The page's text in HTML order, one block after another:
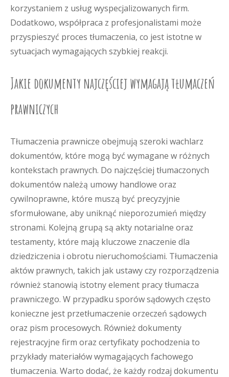
korzystaniem z usług wyspecjalizowanych firm.
Dodatkowo, współpraca z profesjonalistami może
przyspieszyć proces tłumaczenia, co jest istotne w
sytuacjach wymagających szybkiej reakcji.
Jakie dokumenty najczęściej wymagają tłumaczeń
prawniczych
Tłumaczenia prawnicze obejmują szeroki wachlarz
dokumentów, które mogą być wymagane w różnych
kontekstach prawnych. Do najczęściej tłumaczonych
dokumentów należą umowy handlowe oraz
cywilnoprawne, które muszą być precyzyjnie
sformułowane, aby uniknąć nieporozumień między
stronami. Kolejną grupą są akty notarialne oraz
testamenty, które mają kluczowe znaczenie dla
dziedziczenia i obrotu nieruchomościami. Tłumaczenia
aktów prawnych, takich jak ustawy czy rozporządzenia
również stanowią istotny element pracy tłumacza
prawniczego. W przypadku sporów sądowych często
konieczne jest przetłumaczenie orzeczeń sądowych
oraz pism procesowych. Również dokumenty
rejestracyjne firm oraz certyfikaty pochodzenia to
przykłady materiałów wymagających fachowego
tłumaczenia. Warto dodać, że każdy rodzaj dokumentu